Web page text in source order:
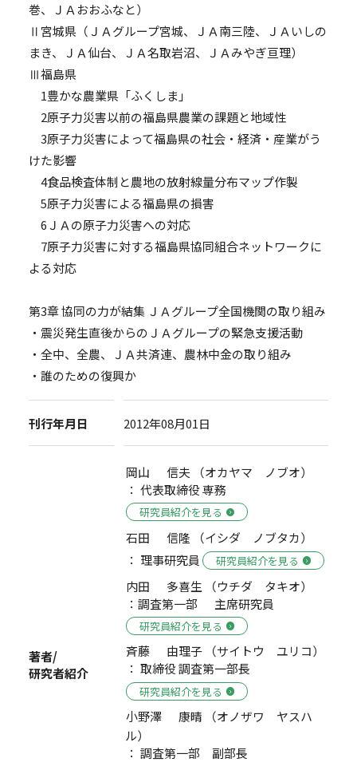
巻、ＪＡおおふなと）
Ⅱ宮城県（ＪＡグループ宮城、ＪＡ南三陸、ＪＡいしの
まき、ＪＡ仙台、ＪＡ名取岩沼、ＪＡみやぎ亘理）
Ⅲ福島県
1豊かな農業県「ふくしま」
2原子力災害以前の福島県農業の課題と地域性
3原子力災害によって福島県の社会・経済・産業がう
けた影響
4食品検査体制と農地の放射線量分布マップ作製
5原子力災害による福島県の損害
6ＪＡの原子力災害への対応
7原子力災害に対する福島県協同組合ネットワークに
よる対応
第3章 協同の力が結集 ＪＡグループ全国機関の取り組み
・震災発生直後からのＪＡグループの緊急支援活動
・全中、全農、ＪＡ共済連、農林中金の取り組み
・誰のための復興か
刊行年月日 2012年08月01日
著者/
研究者紹介
岡山 信夫 （オカヤマ ノブオ）
： 代表取締役 専務
研究員紹介を見る
石田 信隆 （イシダ ノブタカ）
： 理事研究員
研究員紹介を見る
内田 多喜生 （ウチダ タキオ）
：調査第一部 主席研究員
研究員紹介を見る
斉藤 由理子 （サイトウ ユリコ）
： 取締役 調査第一部長
研究員紹介を見る
小野澤 康晴 （オノザワ ヤスハ
ル）
： 調査第一部 副部長